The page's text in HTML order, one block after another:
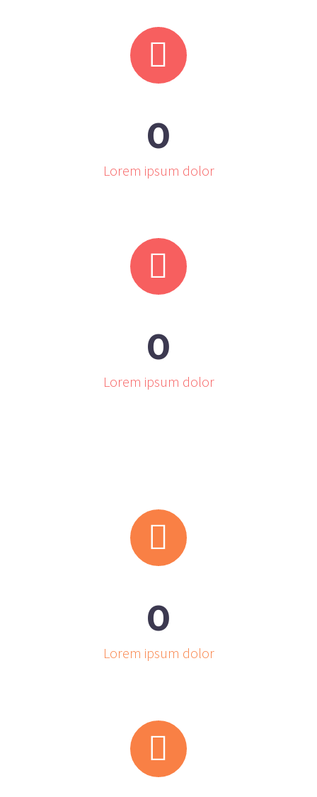


0
Lorem ipsum dolor


0
Lorem ipsum dolor


0
Lorem ipsum dolor

